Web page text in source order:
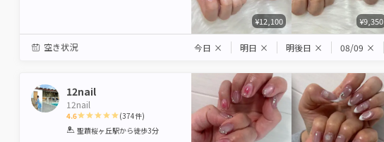
¥12,100 ¥9,350
空き状況 今日 × 明日 × 明後日 × 08/09 ×
12nail
12nail
4.6
1 2 3 4 5
(374件)
聖蹟桜ヶ丘駅から徒歩3分